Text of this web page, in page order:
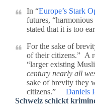
In “Europe’s Stark
futures,
stated that it is too
For the sake of
of their citizens.” A
“larger existing
century nearly all
sake of brevity they
citizens.” Daniels
Schweiz schickt